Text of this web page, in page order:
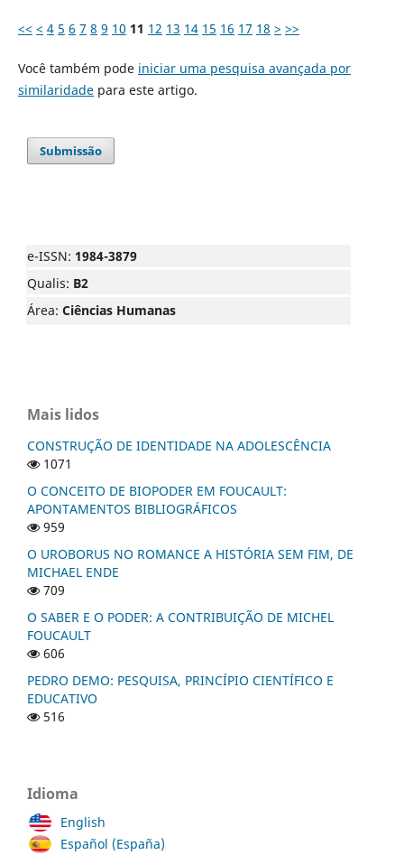
<< < 4 5 6 7 8 9 10 11 12 13 14 15 16 17 18 > >>
Você também pode iniciar uma pesquisa avançada por
similaridadepara este artigo.
Submissão
e-ISSN: 1984-3879
Qualis: B2
Área: Ciências Humanas
Mais lidos
CONSTRUÇÃO DE IDENTIDADE NA ADOLESCÊNCIA
1071
O CONCEITO DE BIOPODER EM FOUCAULT:
APONTAMENTOS BIBLIOGRÁFICOS
959
O UROBORUS NO ROMANCE A HISTÓRIA SEM FIM, DE
MICHAEL ENDE
709
O SABER E O PODER: A CONTRIBUIÇÃO DE MICHEL
FOUCAULT
606
PEDRO DEMO: PESQUISA, PRINCÍPIO CIENTÍFICO E
EDUCATIVO
516
Idioma
English
Español (España)